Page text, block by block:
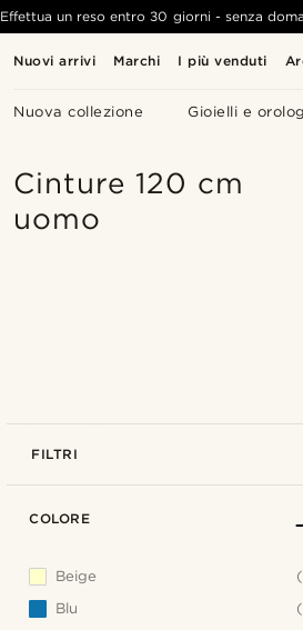
Nuovi arrivi Marchi I più venduti
Nuova collezione Gioielli e
Effettua un reso entro 30 giorni - senza
Cinture 120 cm
uomo
FILTRI
COLORE
Beige
Blu